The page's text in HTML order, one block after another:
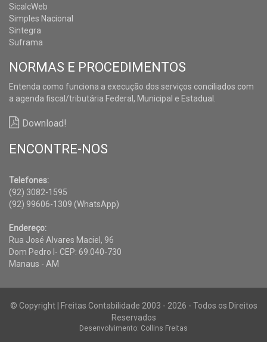
SicalcWeb
Simples Nacional
Sintegra
Suframa
NORMAS E PROCEDIMENTOS
Entenda como funciona a execução dos serviços conciliados com
a agenda fiscal/tributária Federal, Municipal e Estadual.
Download!
ENCONTRE-NOS
Telefones:
(92) 3082-1595
(92) 99606-1309 (WhatsApp)
Endereço:
Rua José Alvares Maciel, 96
Dom Pedro I- CEP: 69.040-730
Manaus - AM
© Copyright | Freitas Contabilidade 2003 - 2026 - Todos os Direitos
Reservados
Desenvolvimento: Collins Freitas